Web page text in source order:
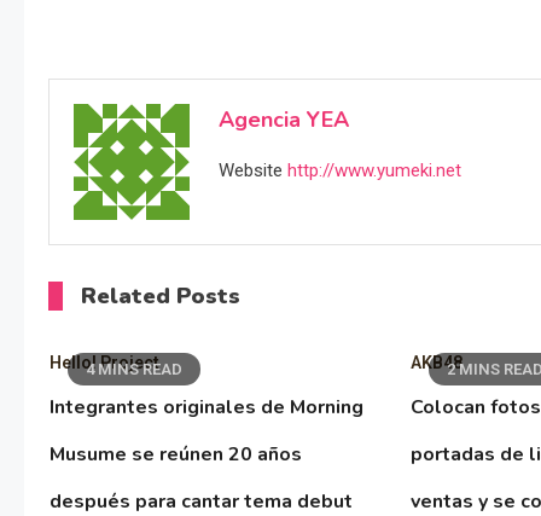
Agencia YEA
Website http://www.yumeki.net
Related Posts
4 MINS READ
Hello! Project
Integrantes originales de Morning
Musume se reúnen 20 años
después para cantar tema debut
2 MINS READ
AKB48
Colocan
portadas de
ventas y se